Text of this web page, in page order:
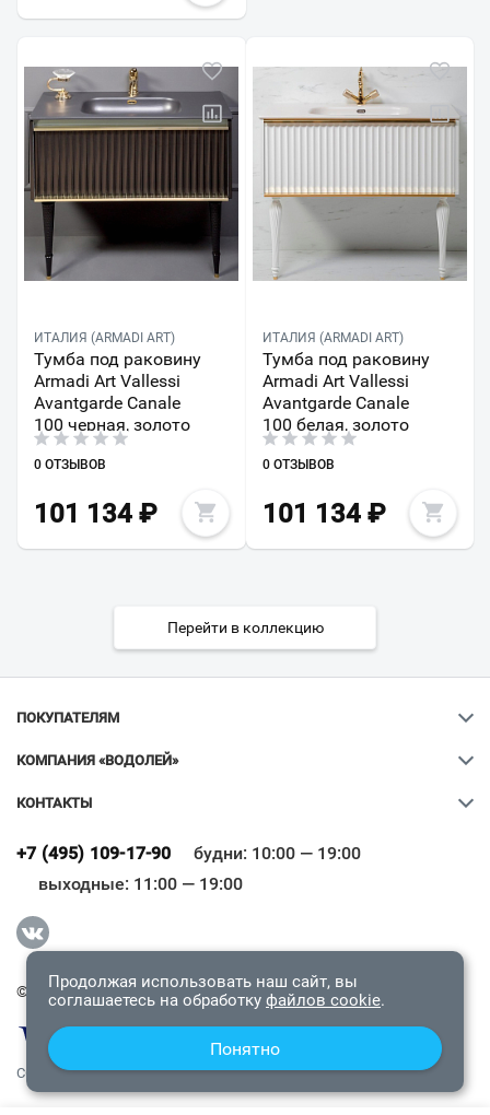
ИТАЛИЯ (ARMADI ART)
Тумба под раковину
Armadi Art Vallessi
Avantgarde Canale
100 черная, золото
0 ОТЗЫВОВ
101 134 ₽
ИТАЛИЯ (ARMADI ART)
Тумба под раковину
Armadi Art Vallessi
Avantgarde Canale
100 белая, золото
0 ОТЗЫВОВ
101 134₽
Перейти в коллекцию
ПОКУПАТЕЛЯМ
КОМПАНИЯ «ВОДОЛЕЙ»
КОНТАКТЫ
+7 (495) 109-17-90
будни: 10:00 — 19:00
выходные: 11:00 — 19:00
© 2009-2026 «Водолей Онлайн». Все права защищены.
СОГЛАШЕНИЕ О КОНФИДЕНЦИАЛЬНОСТИ
Всё верно
Продолжая использовать наш сайт, вы
соглашаетесь на обработку файлов cookie.
Понятно